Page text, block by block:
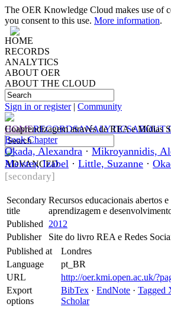
The OER Knowledge Cloud makes use of
you consent to this use. More information.
HOME
RECORDS
ANALYTICS
ABOUT OER
ABOUT THE CLOUD
Sign in or register| Community
HOMERECORDSANALYTICSABOUT
ADVANCED
Coaprendizagem através de REA e Mídias
Book Chapter
Okada, Alexandra · Mikroyannidis,
Meister, Izabel · Little, Suzanne ·
[secondary]
Secondary
title
Recursos educacionais abertos
aprendizagem e
Published
2012
Publisher
Site do livro REA e Redes
Published at
Londres
Language
pt_BR
URL
http://oer.kmi.open.ac.uk/
Export
options
BibTex · EndNote · Tagged
Scholar